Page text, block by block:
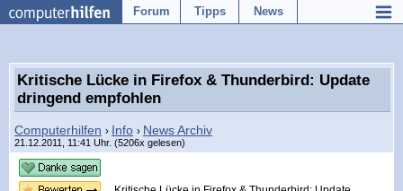
Forum Tipps News
Kritische Lücke in Firefox & Thunderbird: Update
dringend empfohlen
Computerhilfen › Info › News Archiv
21.12.2011, 11:41 Uhr. (5206x gelesen)